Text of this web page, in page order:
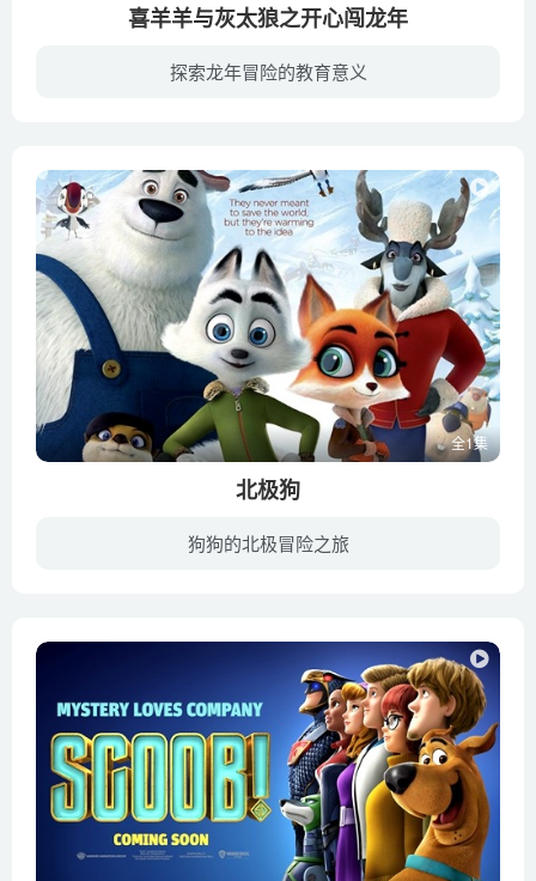
喜羊羊与灰太狼之开心闯龙年
探索龙年冒险的教育意义
全1集
北极狗
狗狗的北极冒险之旅